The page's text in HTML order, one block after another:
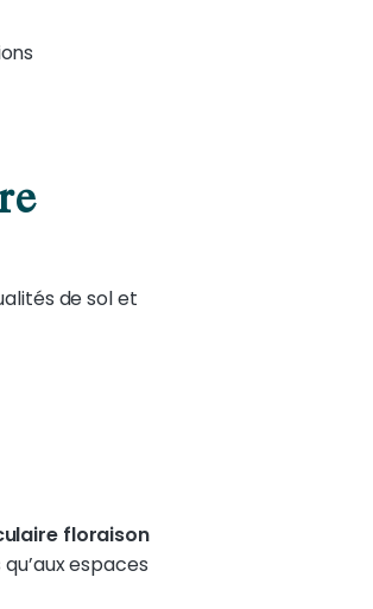
de sol et
floraison
espaces